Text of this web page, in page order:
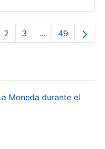
Page
2 Page
3 ...Intermediate
Page
49
Moneda durante el